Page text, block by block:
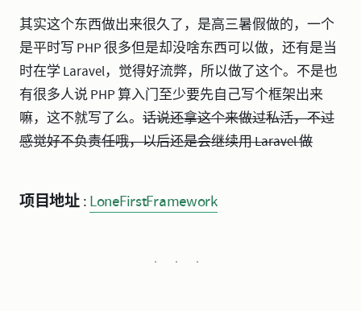
其实这个东西做出来很久了，是高三暑假做的，一个
是平时写 PHP 很多但是却没啥东西可以做，还有是当
时在学 Laravel，觉得好流弊，所以做了这个。不是也
有很多人说 PHP 算入门至少要先自己写个框架出来
嘛，这不就写了么。 话说还拿这个来做过私活，不过
感觉好不负责任哦，以后还是会继续用 Laravel 做
项目地址 : LoneFirstFramework